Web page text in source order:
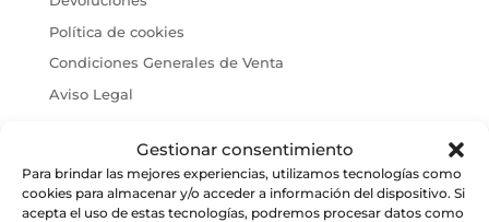
Gestionar consentimiento
Para brindar las mejores experiencias, utilizamos tecnologías como
cookies para almacenar y/o acceder a información del dispositivo. Si
acepta el uso de estas tecnologías, podremos procesar datos como
Política de cookies
Condiciones Generales de Venta
Aviso Legal